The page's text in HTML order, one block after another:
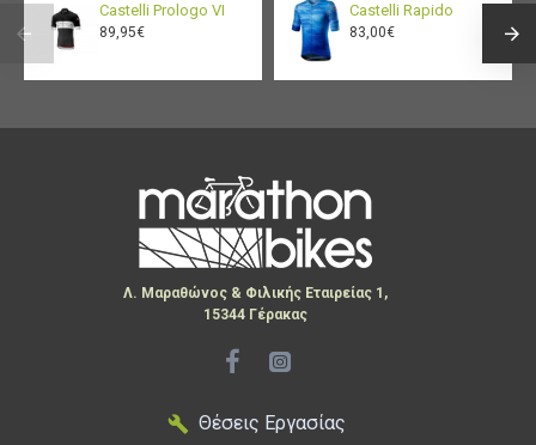
Castelli Prologo VI
89,95€
Castelli Rapido
83,00€
Λ. Μαραθώνος & Φιλικής Εταιρείας 1,
15344 Γέρακας
Θέσεις Εργασίας